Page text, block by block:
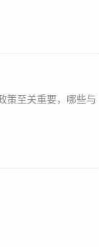
策至关重要，哪些与